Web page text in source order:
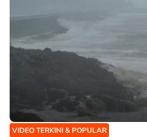
VIDEO TERKINI & POPULAR